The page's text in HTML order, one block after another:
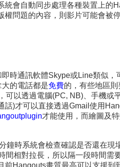
統會自動同步處理各種裝置上
權問題的內容，則影片可能會
時通訊軟體Skype或Line類似
的電話都是免費的，有些地區
可以透過電腦(PC, NB)、手機
)才可以直接透過Gmail使用
才能使用，而繪圖及
鐘時系統會檢查確認是否還在
間相對拉長，所以隔一段時間
前Hangouts畫質最高可以支援